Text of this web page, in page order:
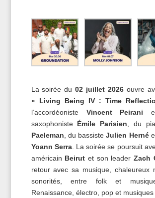
La soirée du02 juillet 2026ouvre
« Living Being IV : Time
l’accordéoniste Vincent Peirani
saxophoniste Émile Parisien , du
Paeleman , du bassisteJulien Herné
Yoann Serra. La soirée se poursuit
américain Beirut et son leaderZach
retour avec sa musique, chaleureux
sonorités, entre folk et
Renaissance, électro, pop et musiques